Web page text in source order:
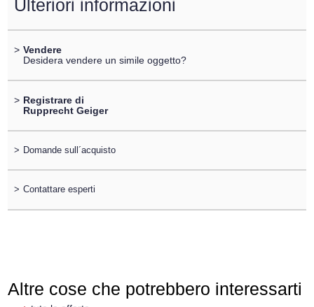
Ulteriori informazioni
> Vendere
Desidera vendere un simile oggetto?
> Registrare di
Rupprecht Geiger
> Domande sull´acquisto
> Contattare esperti
Altre cose che potrebbero interessarti